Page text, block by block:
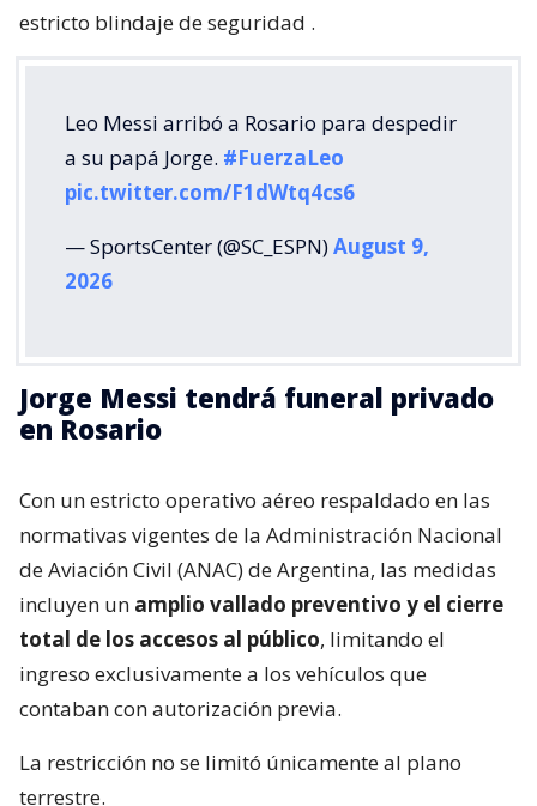
estricto blindaje de seguridad .
Leo Messi arribó a Rosario para despedir
a su papá Jorge. #FuerzaLeo
pic.twitter.com/F1dWtq4cs6
— SportsCenter (@SC_ESPN)August 9,
2026
Jorge Messi tendrá funeral privado
en Rosario
Con un estricto operativo aéreo respaldado en las
normativas vigentes de la Administración Nacional
de Aviación Civil (ANAC) de Argentina, las medidas
incluyen un amplio vallado preventivo y el cierre
total de los accesos al público, limitando el
ingreso exclusivamente a los vehículos que
contaban con autorización previa.
La restricción no se limitó únicamente al plano
terrestre.